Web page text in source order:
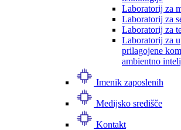
Laboratorij za
Laboratorij za
Laboratorij za
Laboratorij za
prilagojene
ambientno
Imenik zaposlenih
Medijsko središče
Kontakt